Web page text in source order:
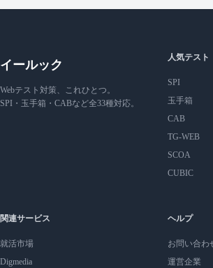
イールック
Webテスト対策、これひとつ。
SPI・玉手箱・CABなど全33種対応。
人気テスト
SPI
玉手箱
CAB
TG-WEB
SCOA
CUBIC
関連サービス
就活市場
Digmedia
ヘルプ
お問い合わ
運営企業